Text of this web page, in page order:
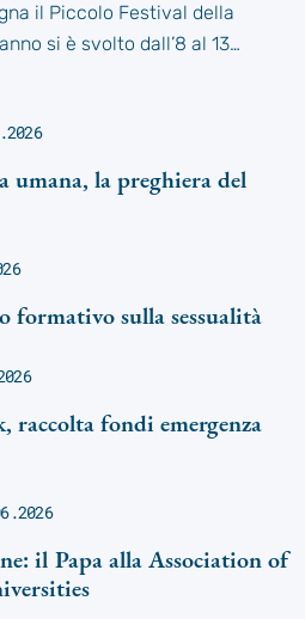
il Piccolo Festival della
si è svolto dall’8 al 13…
umana, la preghiera del
formativo sulla sessualità
raccolta fondi emergenza
il Papa alla Association of